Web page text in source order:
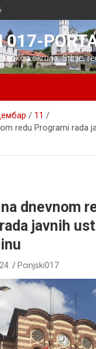
017-
okruga, Srbije,
11
redu Programi rada
dnevnom
javnih
Pcinjski017